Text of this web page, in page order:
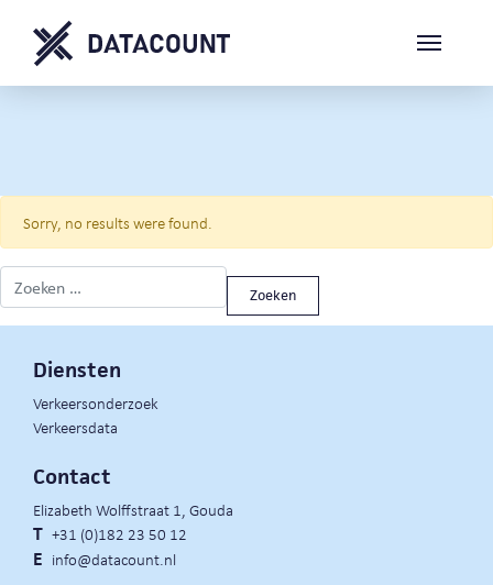
Sorry, no results were found.
Zoeken naar:
Diensten
Verkeersonderzoek
Verkeersdata
Contact
Elizabeth Wolffstraat 1, Gouda
T +31 (0)182 23 50 12
E info@datacount.nl